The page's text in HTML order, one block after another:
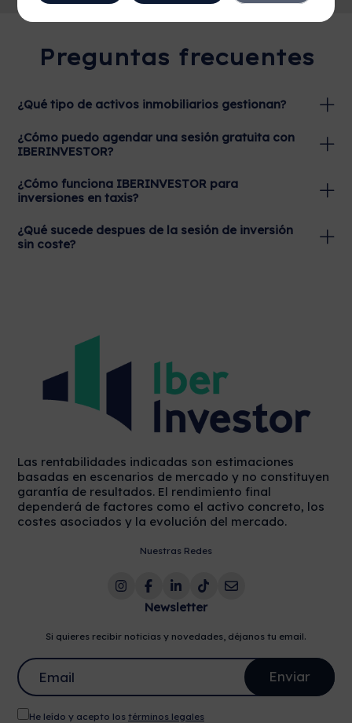
Preguntas frecuentes
¿Qué tipo de activos inmobiliarios gestionan?
¿Cómo puedo agendar una sesión gratuita con
IBERINVESTOR?
¿Cómo funciona IBERINVESTOR para
inversiones en taxis?
¿Qué sucede despues de la sesión de inversión
sin coste?
Las rentabilidades indicadas son estimaciones
basadas en escenarios de mercado y no constituyen
garantía de resultados. El rendimiento final
dependerá de factores como el activo concreto, los
costes asociados y la evolución del mercado.
Nuestras Redes
Newsletter
Si quieres recibir noticias y novedades, déjanos tu email.
He leído y acepto los términos legales